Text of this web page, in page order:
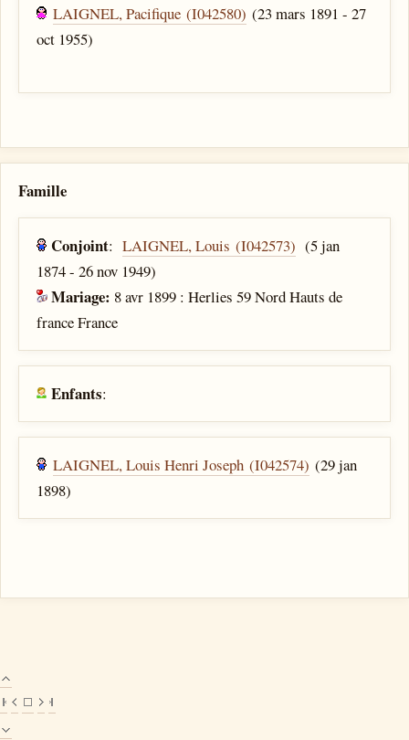
LAIGNEL, Pacifique (I042580) (23 mars 1891 - 27
oct 1955)
Famille
Conjoint:LAIGNEL, Louis (I042573) (5 jan
1874 - 26 nov 1949)
Mariage: 8 avr 1899 : Herlies 59 Nord Hauts de
france France
Enfants:
LAIGNEL, Louis Henri Joseph (I042574) (29 jan
1898)